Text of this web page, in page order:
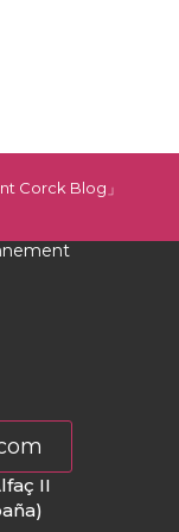
Corck Blog 」
II